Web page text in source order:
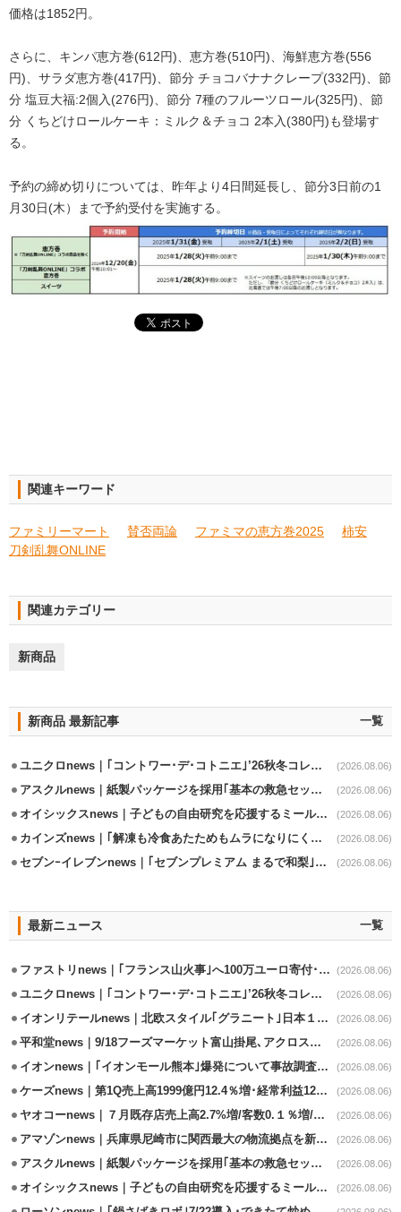
価格は1852円。
さらに、キンパ恵方巻(612円)、恵方巻(510円)、海鮮恵方巻(556
円)、サラダ恵方巻(417円)、節分 チョコバナナクレープ(332円)、節
分 塩豆大福:2個入(276円)、節分 7種のフルーツロール(325円)、節
分 くちどけロールケーキ：ミルク＆チョコ 2本入(380円)も登場す
る。
予約の締め切りについては、昨年より4日間延長し、節分3日前の1
月30日(木）まで予約受付を実施する。
関連キーワード
ファミリーマート 賛否両論 ファミマの恵方巻2025
柿安
刀剣乱舞ONLINE
関連カテゴリー
新商品
新商品 最新記事 一覧
ユニクロnews｜｢コントワー･デ･コトニエ｣’26秋冬コレクション8/28発売 (2026.08.06)
アスクルnews｜紙製パッケージを採用｢基本の救急セット｣8/5発売 (2026.08.06)
オイシックスnews｜子どもの自由研究を応援するミールキット8/6発売 (2026.08.06)
カインズnews｜｢解凍も冷食あたためもムラになりにくいフラットレンジ｣発売 (2026.08.06)
セブンｰイレブンnews｜｢セブンプレミアム まるで和梨｣8/11から順次発売 (2026.08.06)
最新ニュース 一覧
ファストリnews｜｢フランス山火事｣へ100万ユーロ寄付･衣料5万点も提供 (2026.08.06)
ユニクロnews｜｢コントワー･デ･コトニエ｣’26秋冬コレクション8/28発売 (2026.08.06)
イオンリテールnews｜北欧スタイル｢グラニート｣日本１号店を自由が丘に開業 (2026.08.06)
平和堂news｜9/18フーズマーケット富山掛尾､アクロスプラザ内に出店 (2026.08.06)
イオンnews｜｢イオンモール熊本｣爆発について事故調査委員会設置 (2026.08.06)
ケーズnews｜第1Q売上高1999億円12.4％増･経常利益125.0%増 (2026.08.06)
ヤオコーnews｜７月既存店売上高2.7%増/客数0.１％増/客単価2.6％増 (2026.08.06)
アマゾンnews｜兵庫県尼崎市に関西最大の物流拠点を新設・市内2拠点目 (2026.08.06)
アスクルnews｜紙製パッケージを採用｢基本の救急セット｣8/5発売 (2026.08.06)
オイシックスnews｜子どもの自由研究を応援するミールキット8/6発売 (2026.08.06)